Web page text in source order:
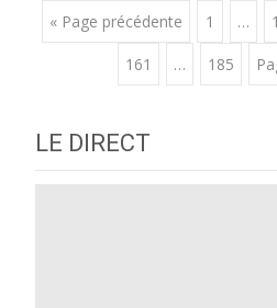
Posts
navigation
« Page précédente 1 …
161 … 185
LE DIRECT